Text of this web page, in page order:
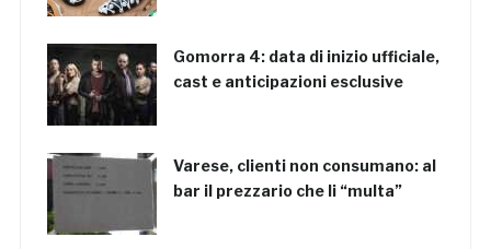
Gomorra 4: data di inizio ufficiale,
cast e anticipazioni esclusive
Varese, clienti non consumano: al
bar il prezzario che li “multa”